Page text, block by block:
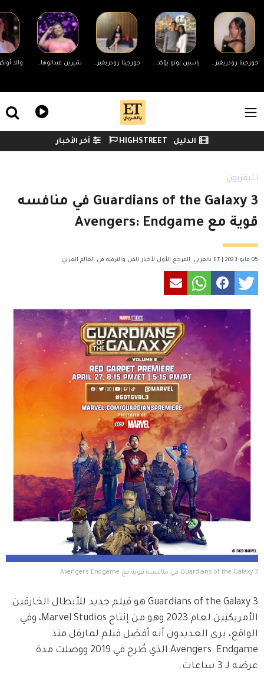
جورجينا رودريغيز ترد على التنمر بسبب جسمها.. ورونالدو يدعمها ياسين بونو يؤكد انفصاله عن زوجته لأول مرة وينهي الجدل جورجينا رودريغيز ترد على منتقدي جسمها شيرين عبدالوهاب تحضر مفاجأة لجمهورها في حفلها غدًا بالساحل الشمالي
Menu
Watch menu الدليل HIGHSTREET آخر الأخبار
تليفزيون
Guardians of the Galaxy 3 في منافسه
قوية مع Avengers: Endgame
05 مايو 2023 | ET بالعربي: المرجع الأول لأخبار الفن والترفيه في العالم العربي
Guardians of the Galaxy 3 في منافسه قوية مع Avengers Endgame
Guardians of the Galaxy 3 هو فيلم جديد للأبطال الخارقين
الأمريكيين لعام 2023 وهو من إنتاج Marvel Studios، وفي
الواقع، يرى العديدون أنه أفضل فيلم لمارفل منذ
Avengers: Endgame الذي طُرح في 2019 ووصلت مدة
عرضه لـ 3 ساعات.